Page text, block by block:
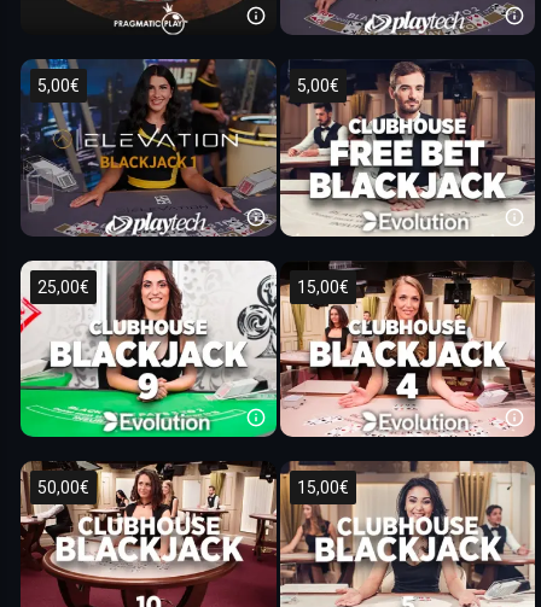
5,00€ 5,00€
25,00€ 15,00€
50,00€ 15,00€